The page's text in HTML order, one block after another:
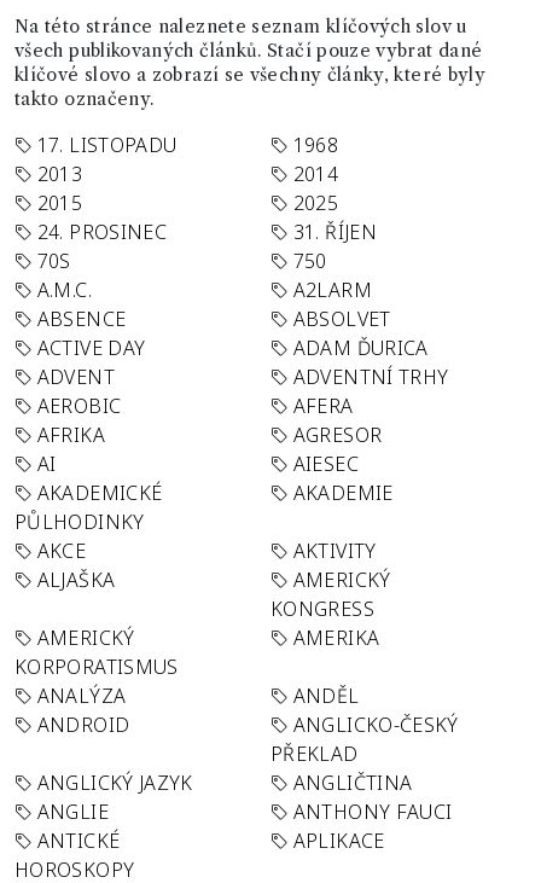
Na této stránce naleznete seznam klíčových slov u
všech publikovaných článků. Stačí pouze vybrat dané
klíčové slovo a zobrazí se všechny články, které byly
takto označeny.
17. LISTOPADU
1968
2013
2014
2015
2025
24. PROSINEC
31. ŘÍJEN
70S
750
A.M.C.
A2LARM
ABSENCE
ABSOLVET
ACTIVE DAY
ADAM ĎURICA
ADVENT
ADVENTNÍ TRHY
AEROBIC
AFERA
AFRIKA
AGRESOR
AI
AIESEC
AKADEMICKÉ
PŮLHODINKY
AKADEMIE
AKCE
AKTIVITY
ALJAŠKA
AMERICKÝ
KONGRESS
AMERICKÝ
KORPORATISMUS
AMERIKA
ANALÝZA
ANDĚL
ANDROID
ANGLICKO-ČESKÝ
PŘEKLAD
ANGLICKÝ JAZYK
ANGLIČTINA
ANGLIE
ANTHONY FAUCI
ANTICKÉ
HOROSKOPY
APLIKACE